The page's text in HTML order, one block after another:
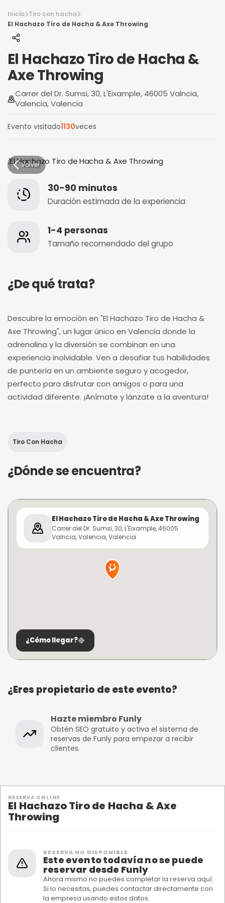
Inicio Tiro con hacha
El Hachazo Tiro de Hacha & Axe Throwing
El Hachazo Tiro de Hacha &
Axe Throwing
Carrer del Dr. Sumsi, 30, L'Eixample, 46005 Valncia,
Valencia, Valencia
Evento visitado1130veces
Volver
30-90 minutos
Duración estimada de la experiencia
1-4 personas
Tamaño recomendado del grupo
¿De qué trata?
Descubre la emoción en "El Hachazo Tiro de Hacha &
Axe Throwing", un lugar único en Valencia donde la
adrenalina y la diversión se combinan en una
experiencia inolvidable. Ven a desafiar tus habilidades
de puntería en un ambiente seguro y acogedor,
perfecto para disfrutar con amigos o para una
actividad diferente. ¡Anímate y lánzate a la aventura!
Tiro Con Hacha
¿Dónde se encuentra?
El Hachazo Tiro de Hacha & Axe Throwing
Carrer del Dr. Sumsi, 30, L'Eixample, 46005
Valncia, Valencia, Valencia
¿Cómo llegar?
¿Eres propietario de este evento?
Hazte miembro Funly
Obtén SEO gratuito y activa el sistema de
reservas de Funly para empezar a recibir
clientes.
RESERVA ONLINE
El Hachazo Tiro de Hacha & Axe
Throwing
RESERVA NO DISPONIBLE
Este evento todavía no se puede
reservar desde Funly
Ahora mismo no puedes completar la reserva aquí.
Si lo necesitas, puedes contactar directamente con
la empresa usando estos datos.